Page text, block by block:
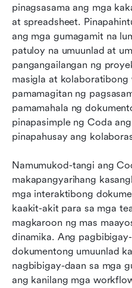
pinagsasama ang mga
at spreadsheet.
ang mga gumagamit na
patuloy na umuunlad at
pangangailangan ng
masigla at kolaboratibong
pamamagitan ng
pamamahala ng
pinapasimple ng Coda
pinapahusay ang
Namumukod-tangi ang
makapangyarihang
mga interaktibong
kaakit-akit para sa mga
magkaroon ng mas
dinamika. Ang
dokumentong umuunlad
nagbibigay-daan sa mga
ang kanilang mga